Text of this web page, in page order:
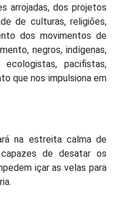
arrojadas, dos projetos
de culturas, religiões,
dos movimentos de
negros, indígenas,
pacifistas,
que nos impulsiona em
na estreita calma de
de desatar os
içar as velas para